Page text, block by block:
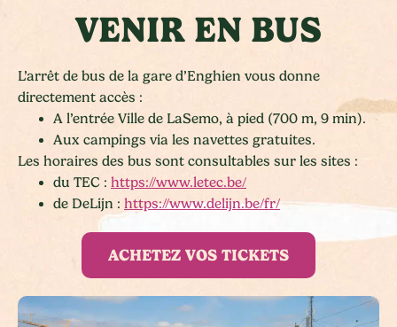
VENIR EN BUS
L’arrêt de bus de la gare d’Enghien vous donne
directement accès :
A l’entrée Ville de LaSemo, à pied (700 m, 9 min).
Aux campings via les navettes gratuites.
Les horaires des bus sont consultables sur les sites :
du TEC : https://www.letec.be/
de DeLijn : https://www.delijn.be/fr/
ACHETEZ VOS TICKETS